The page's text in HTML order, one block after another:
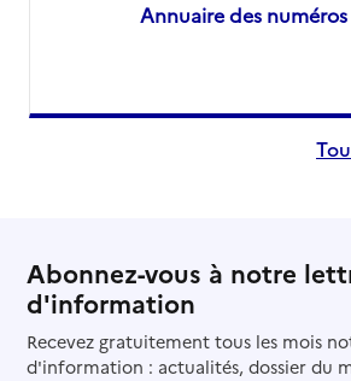
Annuaire des
Abonnez-vous à notre
d'information
Recevez gratuitement tous les mois
d'information : actualités, dossier du